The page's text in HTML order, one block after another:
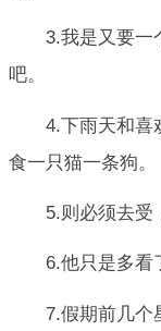
3.我是又要一
吧。
4.下雨天和喜
食一只猫一条狗。
5.则必须去受
6.他只是多看
7.假期前几个